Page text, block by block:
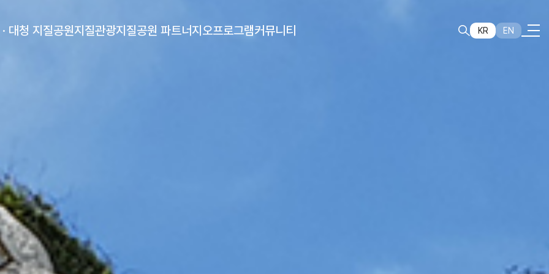
대청 지질공원지질관광지질공원 파트너지오프로그램커뮤니티 KR EN